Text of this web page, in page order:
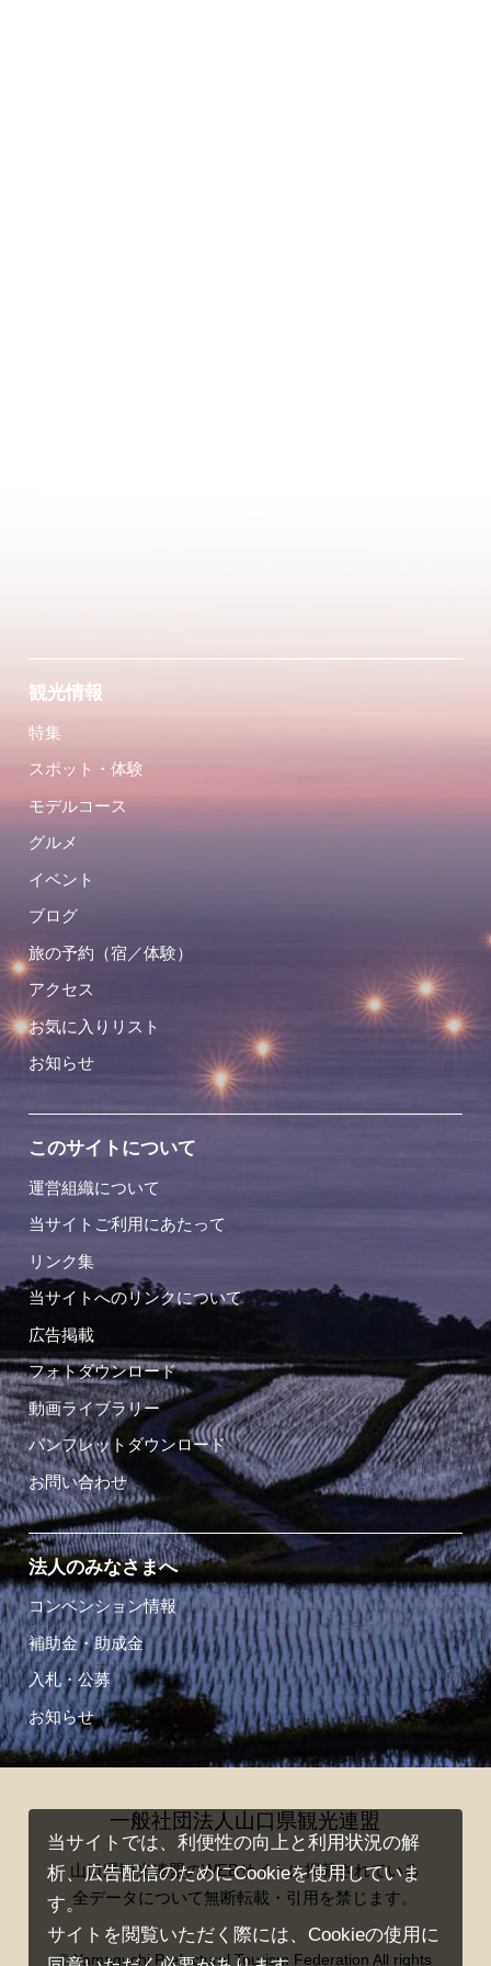
観光情報
特集
スポット・体験
モデルコース
グルメ
イベント
ブログ
旅の予約（宿／体験）
アクセス
お気に入りリスト
お知らせ
このサイトについて
運営組織について
当サイトご利用にあたって
リンク集
当サイトへのリンクについて
広告掲載
フォトダウンロード
動画ライブラリー
パンフレットダウンロード
お問い合わせ
法人のみなさまへ
コンベンション情報
補助金・助成金
入札・公募
お知らせ
一般社団法人山口県観光連盟
山口県観光連盟のWEBサイトに掲載されている
全データについて無断転載・引用を禁じます。
© Yamaguchi Prefectural Tourism Federation All rights
当サイトでは、利便性の向上と利用状況の解
析、広告配信のためにCookieを使用していま
す。
サイトを閲覧いただく際には、Cookieの使用に